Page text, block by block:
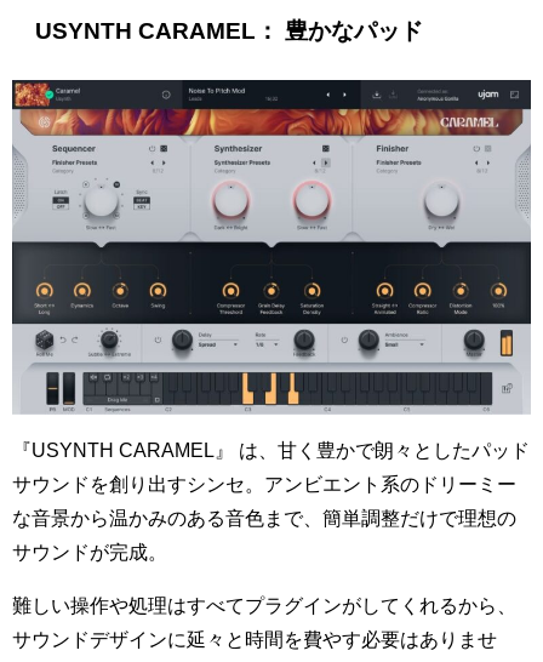
USYNTH CARAMEL： 豊かなパッド
『USYNTH CARAMEL』 は、甘く豊かで朗々としたパッド
サウンドを創り出すシンセ。アンビエント系のドリーミー
な音景から温かみのある音色まで、簡単調整だけで理想の
サウンドが完成。
難しい操作や処理はすべてプラグインがしてくれるから、
サウンドデザインに延々と時間を費やす必要はありませ